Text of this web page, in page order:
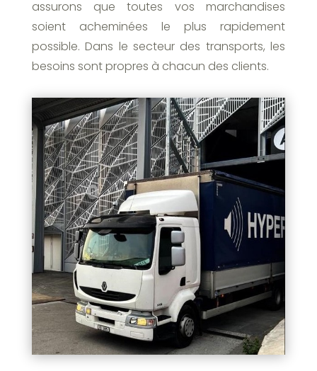
assurons que toutes vos marchandises
soient acheminées le plus rapidement
possible. Dans le secteur des transports, les
besoins sont propres à chacun des clients.